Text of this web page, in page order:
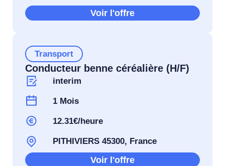
Voir l'offre
Transport
Conducteur benne céréalière (H/F)
interim
1 Mois
12.31€/heure
PITHIVIERS 45300, France
Voir l'offre